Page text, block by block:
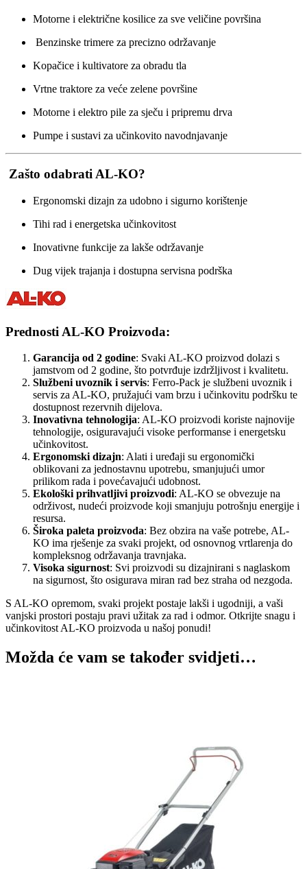
Motorne i električne kosilice za sve veličine površina
Benzinske trimere za precizno održavanje
Kopačice i kultivatore za obradu tla
Vrtne traktore za veće zelene površine
Motorne i elektro pile za sječu i pripremu drva
Pumpe i sustavi za učinkovito navodnjavanje
Zašto odabrati AL-KO?
Ergonomski dizajn za udobno i sigurno korištenje
Tihi rad i energetska učinkovitost
Inovativne funkcije za lakše održavanje
Dug vijek trajanja i dostupna servisna podrška
Prednosti AL-KO Proizvoda:
Garancija od 2 godine: Svaki AL-KO proizvod dolazi s
jamstvom od 2 godine, što potvrđuje izdržljivost i kvalitetu.
Službeni uvoznik i servis: Ferro-Pack je službeni uvoznik i
servis za AL-KO, pružajući vam brzu i učinkovitu podršku te
dostupnost rezervnih dijelova.
Inovativna tehnologija: AL-KO proizvodi koriste najnovije
tehnologije, osiguravajući visoke performanse i energetsku
učinkovitost.
Ergonomski dizajn: Alati i uređaji su ergonomički
oblikovani za jednostavnu upotrebu, smanjujući umor
prilikom rada i povećavajući udobnost.
Ekološki prihvatljivi proizvodi: AL-KO se obvezuje na
održivost, nudeći proizvode koji smanjuju potrošnju energije i
resursa.
Široka paleta proizvoda: Bez obzira na vaše potrebe, AL-
KO ima rješenje za svaki projekt, od osnovnog vrtlarenja do
kompleksnog održavanja travnjaka.
Visoka sigurnost: Svi proizvodi su dizajnirani s naglaskom
na sigurnost, što osigurava miran rad bez straha od nezgoda.
S AL-KO opremom, svaki projekt postaje lakši i ugodniji, a vaši
vanjski prostori postaju pravi užitak za rad i odmor. Otkrijte snagu i
učinkovitost AL-KO proizvoda u našoj ponudi!
Možda će vam se također svidjeti…